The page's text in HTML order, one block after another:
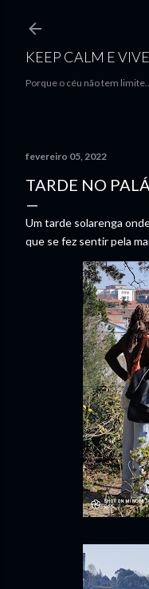
KEEP CALM E
Porque o céu não tem
fevereiro 05, 2022
TARDE NO
Um tarde solarenga
que se fez sentir pela